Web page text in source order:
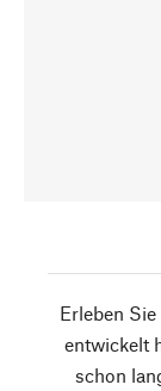
Erleben
entwickelt
schon